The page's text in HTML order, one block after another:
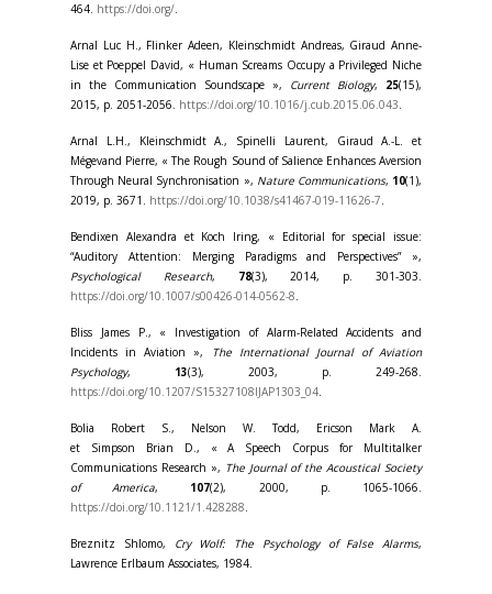
464. https://doi.org/.
Arnal Luc H., Flinker Adeen, Kleinschmidt Andreas, Giraud Anne-
Lise et Poeppel David, « Human Screams Occupy a Privileged Niche
in the Communication Soundscape », Current Biology, 25(15),
2015, p. 2051-2056. https://doi.org/10.1016/j.cub.2015.06.043.
Arnal L.H., Kleinschmidt A., Spinelli Laurent, Giraud A.-L. et
Mégevand Pierre, « The Rough Sound of Salience Enhances Aversion
Through Neural Synchronisation », Nature Communications, 10(1),
2019, p. 3671. https://doi.org/10.1038/s41467-019-11626-7.
Bendixen Alexandra et Koch Iring, « Editorial for special issue:
“Auditory Attention: Merging Paradigms and Perspectives” »,
Psychological Research, 78(3), 2014, p. 301-303.
https://doi.org/10.1007/s00426-014-0562-8.
Bliss James P., « Investigation of Alarm-Related Accidents and
Incidents in Aviation »,
The International Journal of Aviation
Psychology, 13(3), 2003, p. 249-268.
https://doi.org/10.1207/S15327108IJAP1303_04.
Bolia Robert S., Nelson W. Todd, Ericson Mark A.
et Simpson Brian D., « A Speech Corpus for Multitalker
Communications Research », The Journal of the Acoustical Society
of America, 107(2), 2000, p. 1065-1066.
https://doi.org/10.1121/1.428288.
Breznitz Shlomo, Cry Wolf: The Psychology of False Alarms,
Lawrence Erlbaum Associates, 1984.